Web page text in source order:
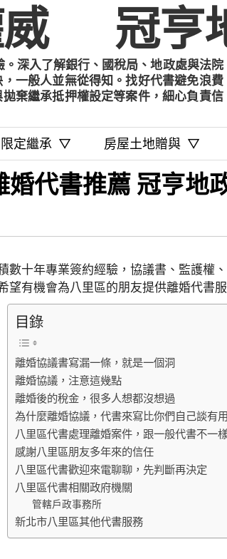
冠亨
深入了解銀行、國稅局、地政處與法院
一般人並無從得知。找好代書避免浪費
棄繼承抵押權設定等案件，細心負責信
定繼承 ▽ 房屋土地贈與 ▽
代書推薦 冠亨地
十年專業簽約經驗，協議書、監護權
有機會為八里區的朋友提供離婚代書服
目錄
離婚協議書寫漏一條，就是一個洞
離婚協議，注意這幾點
離婚後的稅金，很多人想都沒想過
為什麼離婚協議，代書來寫比你們自己談有用
八里區代書處理離婚案件，跟一般代書不一
感謝八里區朋友多年來的信任
八里區代書歡迎來電聊聊，先判斷再決定
八里區代書相關政府機關
管轄戶政事務所
新北市八里區其他代書服務